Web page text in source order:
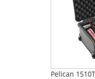
Pelican